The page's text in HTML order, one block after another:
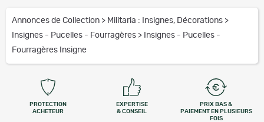
Annonces de Collection > Militaria : Insignes, Décorations >
Insignes - Pucelles - Fourragères > Insignes - Pucelles -
Fourragères Insigne
PROTECTION
ACHETEUR
EXPERTISE
& CONSEIL
PRIX BAS &
PAIEMENT EN PLUSIEURS
FOIS